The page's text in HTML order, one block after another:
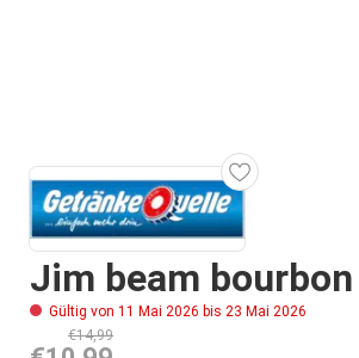
Jim beam
Gültig von 11 Mai 2026 bis 23 Mai 2026
€14,99